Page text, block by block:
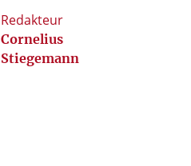
Redakteur
Cornelius
Stiegemann